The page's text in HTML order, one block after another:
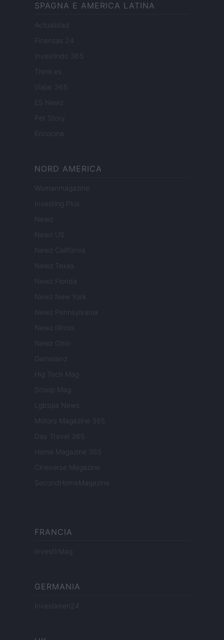
SPAGNA E AMERICA LATINA
Actualidad
Finanzas 24
Investindo 365
Think.es
Viajar 365
ES Newz
Pet Story
Encocina
NORD AMERICA
Womanmagazine
Investing Plus
Newz
Newz US
Newz California
Newz Texas
Newz Florida
Newz New York
Newz Pennsylvania
Newz Illinois
Newz Ohio
Gameland
Hig Tech Mag
Scoop Mag
Lgbtqia News
Motors Magazine 365
Day Travel 365
Home Magazine 365
Cineverse Magazine
SecondHomeMagazine
FRANCIA
InvestirMag
GERMANIA
Investieren24